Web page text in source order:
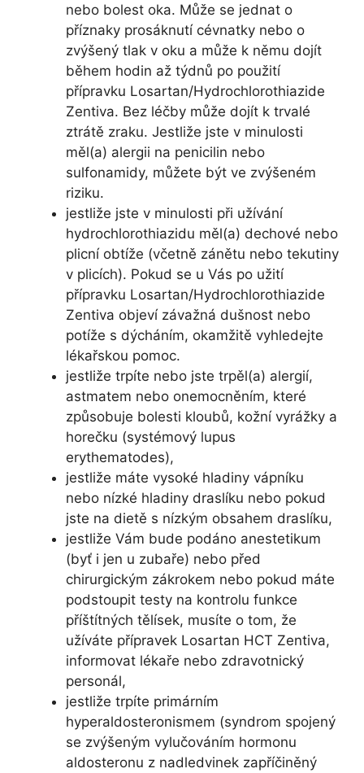
nebo bolest oka. Může se jednat o
příznaky prosáknutí cévnatky nebo o
zvýšený tlak v oku a může k němu dojít
během hodin až týdnů po použití
přípravku Losartan/Hydrochlorothiazide
Zentiva. Bez léčby může dojít k trvalé
ztrátě zraku. Jestliže jste v minulosti
měl(a) alergii na penicilin nebo
sulfonamidy, můžete být ve zvýšeném
riziku.
jestliže jste v minulosti při užívání
hydrochlorothiazidu měl(a) dechové nebo
plicní obtíže (včetně zánětu nebo tekutiny
v plicích). Pokud se u Vás po užití
přípravku Losartan/Hydrochlorothiazide
Zentiva objeví závažná dušnost nebo
potíže s dýcháním, okamžitě vyhledejte
lékařskou pomoc.
jestliže trpíte nebo jste trpěl(a) alergií,
astmatem nebo onemocněním, které
způsobuje bolesti kloubů, kožní vyrážky a
horečku (systémový lupus
erythematodes),
jestliže máte vysoké hladiny vápníku
nebo nízké hladiny draslíku nebo pokud
jste na dietě s nízkým obsahem draslíku,
jestliže Vám bude podáno anestetikum
(byť i jen u zubaře) nebo před
chirurgickým zákrokem nebo pokud máte
podstoupit testy na kontrolu funkce
příštítných tělísek, musíte o tom, že
užíváte přípravek Losartan HCT Zentiva,
informovat lékaře nebo zdravotnický
personál,
jestliže trpíte primárním
hyperaldosteronismem (syndrom spojený
se zvýšeným vylučováním hormonu
aldosteronu z nadledvinek zapříčiněný